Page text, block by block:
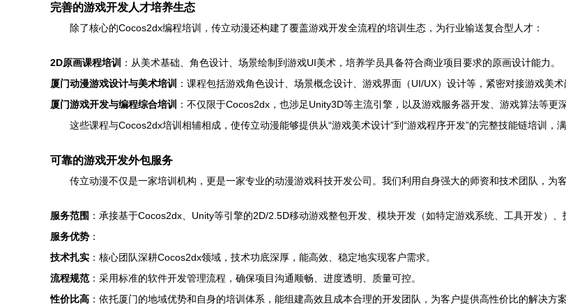
完善的游戏开发人才培养生态
除了核心的Cocos2dx编程培训，传立动漫还构建了覆盖游戏开发全流程的培训生态，为行业输送复合型人才：
2D原画课程培训
：从美术基础、角色设计、场景绘制到游戏UI美术，培养学员具备符合商业项目要求的原画设计能力。
厦门动漫游戏设计与美术培训
：课程包括游戏角色设计、场景概念设计、游戏界面（UI/UX）设计等，紧密对接游戏美术
厦门游戏开发与编程综合培训
：不仅限于Cocos2dx，也涉足Unity3D等主流引擎，以及游戏服务器开发、游戏算法等更
这些课程与Cocos2dx培训相辅相成，使传立动漫能够提供从“游戏美术设计”到“游戏程序开发”的完整技能链培训，
可靠的游戏开发外包服务
传立动漫不仅是一家培训机构，更是一家专业的动漫游戏科技开发公司。我们利用自身强大的师资和技术团队，为
服务范围 ：承接基于Cocos2dx、Unity等引擎的2D/2.5D移动游戏整包开发、模块开发（如特定游戏系统、工具开发）、
服务优势 ：
技术扎实 ：核心团队深耕Cocos2dx领域，技术功底深厚，能高效、稳定地实现客户需求。
流程规范 ：采用标准的软件开发管理流程，确保项目沟通顺畅、进度透明、质量可控。
性价比高 ：依托厦门的地域优势和自身的培训体系，能组建高效且成本合理的开发团队，为客户提供高性价比的解决方案